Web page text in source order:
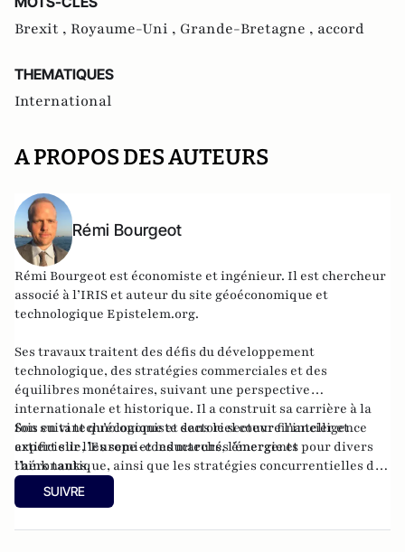
Brexit , Royaume-Uni , Grande-Bretagne , accord
THEMATIQUES
International
A PROPOS DES AUTEURS
Rémi Bourgeot
Rémi Bourgeot est économiste et ingénieur. Il est chercheur
associé à l’IRIS et auteur du site géoéconomique et
technologique Epistelem.org.
Ses travaux traitent des défis du développement
technologique, des stratégies commerciales et des
équilibres monétaires, suivant une perspective
internationale et historique. Il a construit sa carrière à la
fois en tant qu’économiste dans le secteur financier et
expert sur l’Europe et les marchés émergents pour divers
think tanks.
Son suivi technologique et sectoriel couvre l’intelligence
artificielle, les semi-conducteurs, l’énergie et
l’aéronautique, ainsi que les stratégies concurrentielles des
grandes puissances dans ces domaines. Ingénieur de l’ISAE-
Supaéro, il est également titulaire d’un master de l’École
SUIVRE